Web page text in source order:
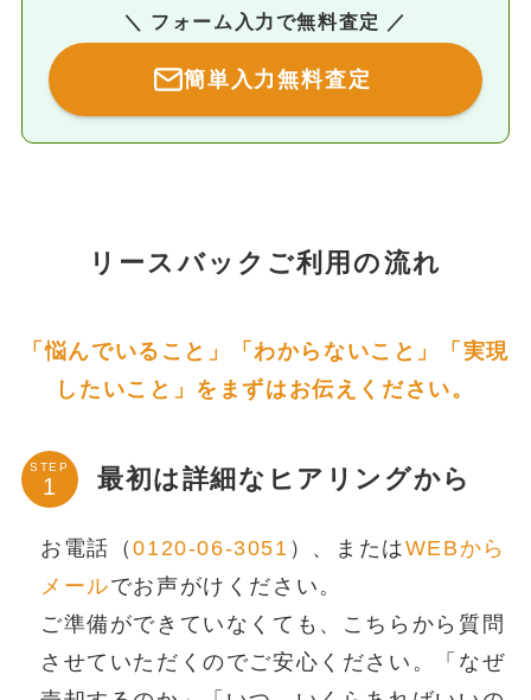
＼ フォーム入力で無料査定 ／
簡単入力無料査定
リースバックご利用の流れ
「悩んでいること」「わからないこと」「実現
したいこと」をまずはお伝えください。
STEP 最初は詳細なヒアリングから
お電話（0120-06-3051 ）、またはWEBから
メールでお声がけください。
ご準備ができていなくても、こちらから質問
させていただくのでご安心ください。「なぜ